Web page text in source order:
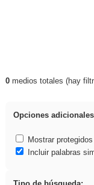
Resultados
0medios totales (hay
Opciones
Mostrar
Incluir palabras